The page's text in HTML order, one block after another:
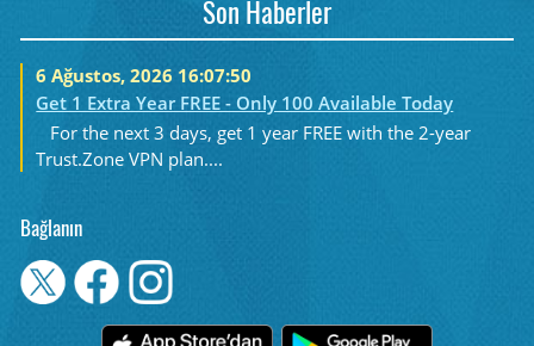
Son Haberler
6 Ağustos, 2026 16:07:50
Get 1 Extra Year FREE - Only 100 Available Today
For the next 3 days, get 1 year FREE with the 2-year
Trust.Zone VPN plan....
Bağlanın